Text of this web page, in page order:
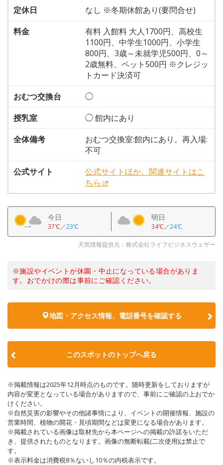
定休日
なし ※冬期休館あり(要問合せ)
料金
有料 入館料 大人1700円、高校生
1100円、中学生1000円、小学生
800円、3歳～未就学児500円、0～
2歳無料、ペット500円 ※クレジッ
トカード決済可
おむつ交換台
◯
授乳室
◯ 館内にあり
全体備考
おむつ交換室:館内にあり。再入場:
不可
公式サイト
公式サイトほか、関連サイトはこ
ちら
今日
37℃／23℃
明日
34℃／24℃
天気情報提供元：株式会社ライフビジネスウェザー
※施設やイベントが休園・中止になっている場合がありま
す。おでかけの際は事前にご確認ください。
地図・アクセス情報、電話番号を確認する
このスポットのトップへ戻る
※掲載情報は2025年12月時点のものです。随時更新をしておりますが
内容が変更となっている場合がありますので、事前にご確認の上おでか
けください。
※自然災害の影響やその他諸事情により、イベントの開催情報、施設の
営業時間、植物の開花・見頃期間などは変更になる場合があります。
※掲載されている画像は取材先から本ページへの掲載の許諾をいただ
き、提供されたものとなります。画像の無断転載(二次使用)は禁止で
す。
※表示料金は消費税8％ないし10％の内税表示です。